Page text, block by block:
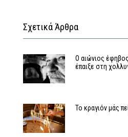
Σχετικά Άρθρα
Ο αιώνιος
έπαιξε στη
Το κραγιόν μάς